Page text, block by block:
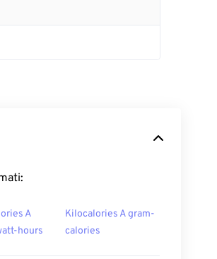
A
hours
Kilocalories A gram-
calories